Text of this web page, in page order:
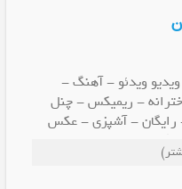
ویدئو - آهنگ -
- ریمیکس - چنل
رایگان - آشپزی - عکس
-شاد - قدیمی -
- طنز - دانلود